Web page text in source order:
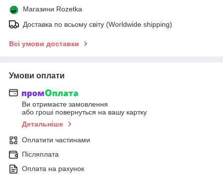
Магазини Rozetka
Доставка по всьому світу (Worldwide shipping)
Всі умови доставки
Умови оплати
Ви отримаєте замовлення
або гроші повернуться на вашу картку
Детальніше
Оплатити частинами
Післяплата
Оплата на рахунок